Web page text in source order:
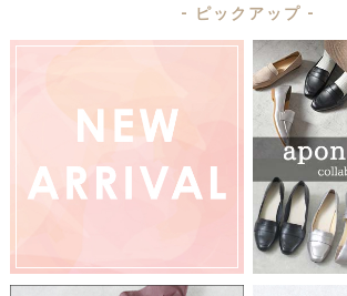
- ピックアップ -